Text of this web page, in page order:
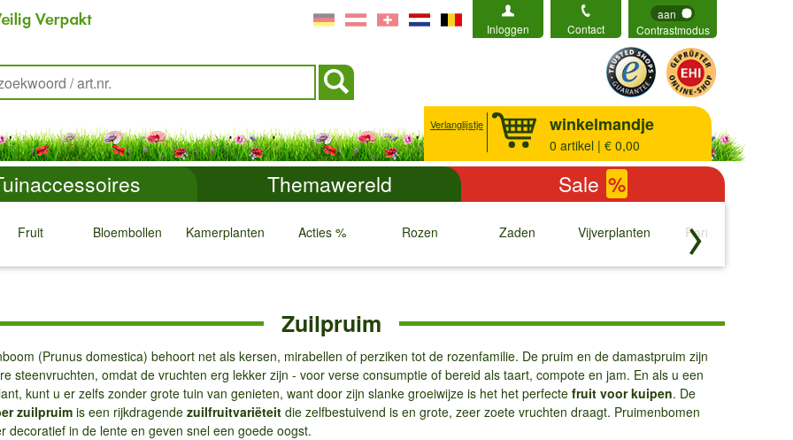
Inloggen Contact
aan
Contrastmodus
Verlanglijstje winkelmandje
0 artikel | € 0,00
Themawereld Sale %
Fruit Bloembollen
↓
Kamerplanten
↓
Acties %
↓
Rozen
↓
Zaden
↓
Vijverplanten
↓
Rariteiten
↓
Zuilpruim
(Prunus domestica) behoort net als kersen, mirabellen of perziken tot de rozenfamilie. De pruim en de damastpruim zijn
steenvruchten, omdat de vruchten erg lekker zijn - voor verse consumptie of bereid als taart, compote en jam. En als u een
kunt u er zelfs zonder grote tuin van genieten, want door zijn slanke groeiwijze is het het perfecte fruit voor kuipen. De
zuilpruim is een rijkdragende zuilfruitvariëteit die zelfbestuivend is en grote, zeer zoete vruchten draagt. Pruimenbomen
decoratief in de lente en geven snel een goede oogst.